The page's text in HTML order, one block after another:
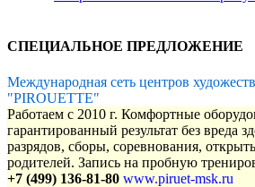
СПЕЦИАЛЬНОЕ ПРЕДЛОЖЕНИЕ
Международная сеть центров
"PIROUETTE"
Работаем с 2010 г. Комфортные
гарантированный результат без вреда
разрядов, сборы, соревнования,
родителей. Запись на пробную
+7 (499) 136-81-80 www.piruet-msk.ru